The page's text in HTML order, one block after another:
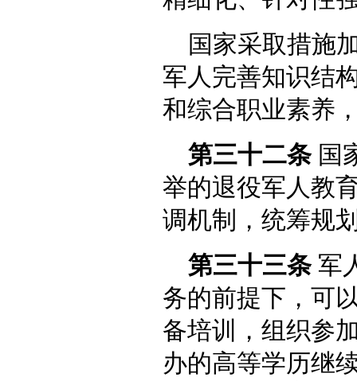
国家采取措施
军人完善知识结
和综合职业素养
第三十二条国
举的退役军人教
调机制，统筹规
第三十三条军
务的前提下，可
备培训，组织参
办的高等学历继